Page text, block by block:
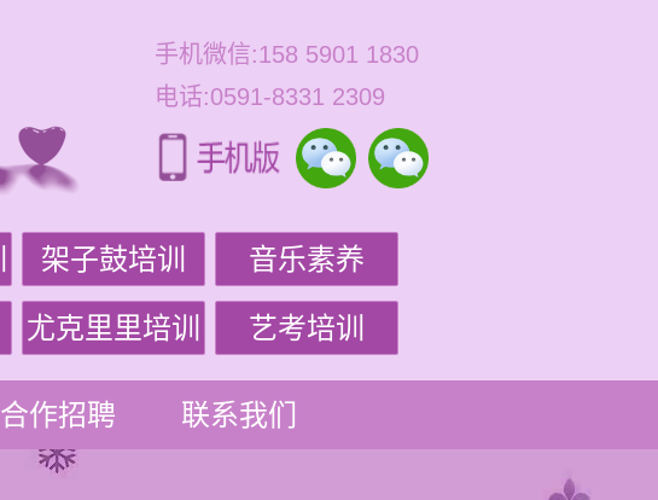
手机微信:158 5901 1830
电话:0591-8331 2309
架子鼓培训 音乐素养
尤克里里培训 艺考培训
合作招聘 联系我们